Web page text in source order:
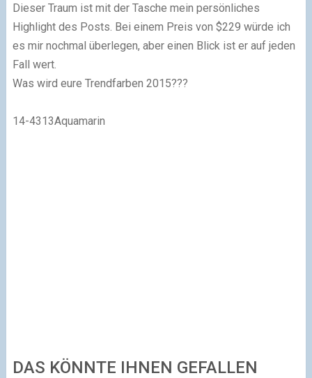
Dieser Traum ist mit der Tasche mein persönliches
Highlight des Posts. Bei einem Preis von $229 würde ich
es mir nochmal überlegen, aber einen Blick ist er auf jeden
Fall wert.
Was wird eure Trendfarben 2015???
14-4313Aquamarin
DAS KÖNNTE IHNEN GEFALLEN